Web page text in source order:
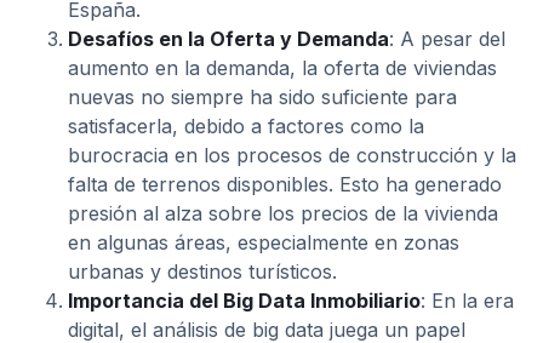
España.
Desafíos en la Oferta y Demanda: A pesar del
aumento en la demanda, la oferta de viviendas
nuevas no siempre ha sido suficiente para
satisfacerla, debido a factores como la
burocracia en los procesos de construcción y la
falta de terrenos disponibles. Esto ha generado
presión al alza sobre los precios de la vivienda
en algunas áreas, especialmente en zonas
urbanas y destinos turísticos.
Importancia del Big Data Inmobiliario: En la era
digital, el análisis de big data juega un papel